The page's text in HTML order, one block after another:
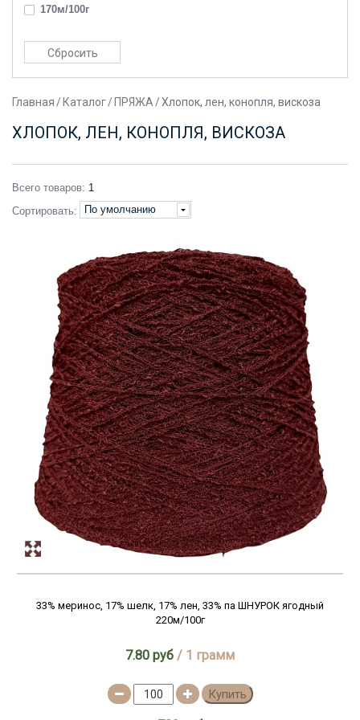
170м/100г
200м/100г
2200м/100г
220м/100г
230м/100г
270м/100г
280м/100г
300м/100г
320м/100г
3400м/100г
340м/100г
3500м/100г
350м/100г
3600м/100г
360м/100г
3650м/100г
365м/100г
380м/100г
400м/100г
410м/100г
4600м/100г
Главная/ Каталог/ ПРЯЖА/Хлопок, лен, конопля, вискоза
ХЛОПОК, ЛЕН, КОНОПЛЯ, ВИСКОЗА
Всего товаров: 1
Сортировать:
По умолчанию
33% меринос, 17% шелк, 17% лен, 33% па ШНУРОК ягодный
220м/100г
7.80 руб / 1 грамм
Купить